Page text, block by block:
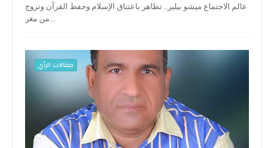
عالم الاجتماع ميشو بيلير.. تظاهر باعتناق الإسلام وحفظ القرآن وتزوج
من مغر…
مقالات الرأي